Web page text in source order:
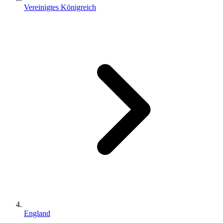
Vereinigtes Königreich
England